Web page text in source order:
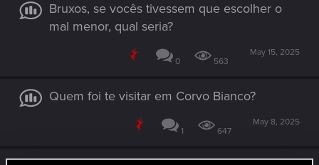
Bruxos, se vocês tivessem que escolher o
mal menor, qual seria?
0 563
May 15, 2025
Quem foi te visitar em Corvo Bianco?
1 647
May 8, 2025